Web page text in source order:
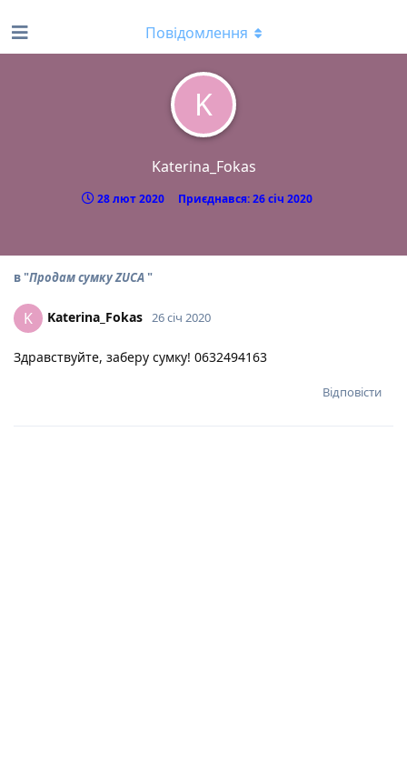
K
Katerina_Fokas
28 лют 2020 Приєднався:26 січ 2020
Повідомлення
в "Продам сумку ZUCA "
K Katerina_Fokas 26 січ 2020
Здравствуйте, заберу сумку! 0632494163
Відповісти